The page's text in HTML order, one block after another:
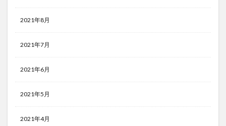
2021年8月
2021年7月
2021年6月
2021年5月
2021年4月